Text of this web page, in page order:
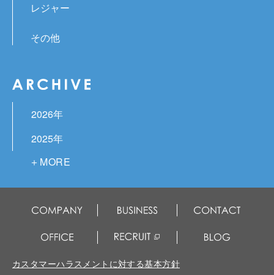
レジャー
その他
2026年
2025年
2024年
2023年
2022年
2021年
2020年
カスタマーハラスメントに対する基本方針